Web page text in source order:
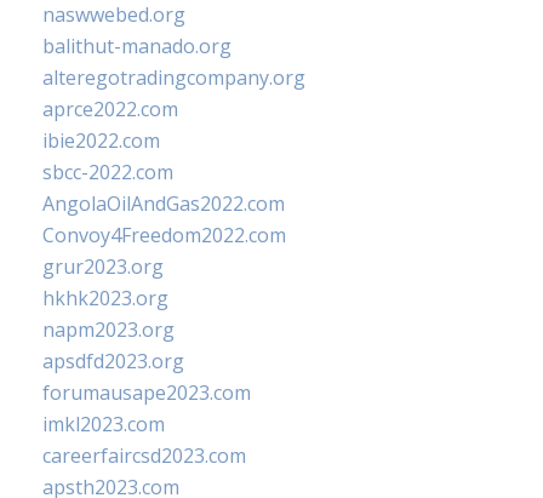
naswwebed.org
balithut-manado.org
alteregotradingcompany.org
aprce2022.com
ibie2022.com
sbcc-2022.com
AngolaOilAndGas2022.com
Convoy4Freedom2022.com
grur2023.org
hkhk2023.org
napm2023.org
apsdfd2023.org
forumausape2023.com
imkl2023.com
careerfaircsd2023.com
apsth2023.com